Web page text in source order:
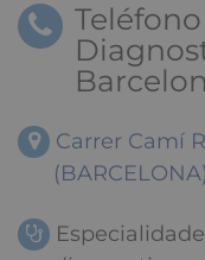
Carrer Camí
(BARCELONA)